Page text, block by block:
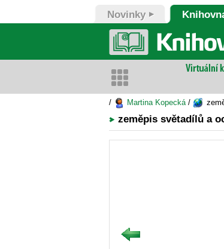
Novinky
/ Martina Kopecká/
zeměpis světadílů a